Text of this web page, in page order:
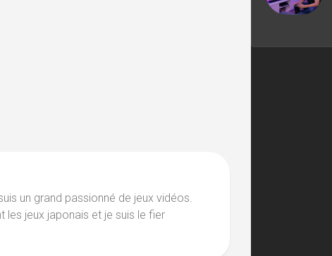
un grand passionné de jeux vidéos.
les jeux japonais et je suis le fier